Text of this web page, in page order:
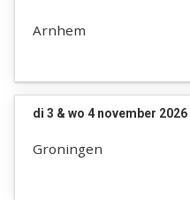
Arnhem
di 3 & wo 4 november 2026
Groningen